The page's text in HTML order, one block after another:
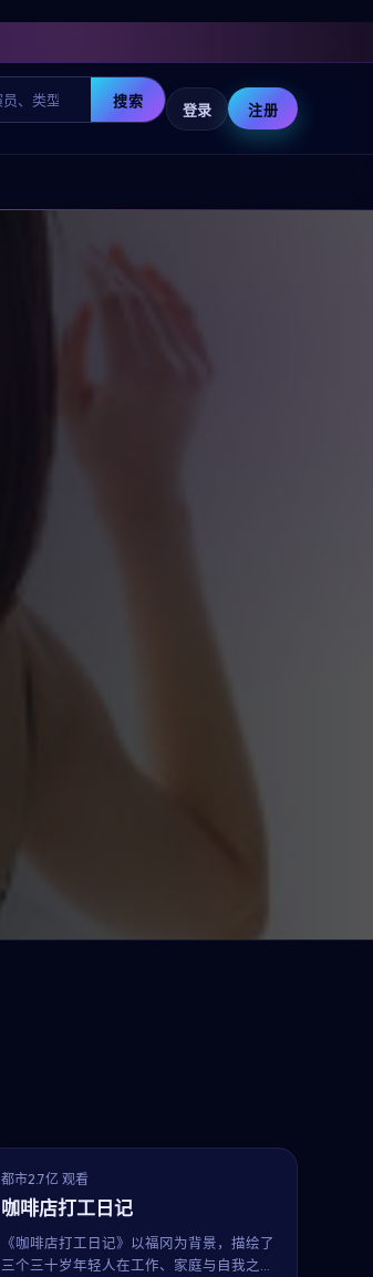
搜索 登录 注册
趋势
都市2.7亿 观看
咖啡店打工日记
《咖啡店打工日记》以福冈为背景，描绘了
三个三十岁年轻人在工作、家庭与自我之间